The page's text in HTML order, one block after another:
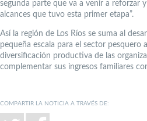
segunda parte que va a venir a reforzar
alcances que tuvo esta primer etapa”.
Así la región de Los Ríos se suma al
pequeña escala para el sector pesquero
diversificación productiva de las
complementar sus ingresos familiares
COMPARTIR LA NOTICIA A TRAVÉS DE: